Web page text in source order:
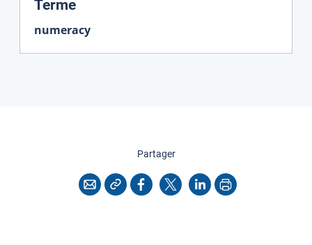
Terme:
numeracy
Partagercette page
CourrielCopier l'adresse
Facebook
X LinkedInImprimer